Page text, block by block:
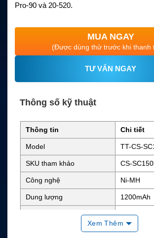
Pro-90 và 20-520.
MUA NGAY
(Được dùng thử trước khi thanh
TƯ VẤN NGAY
Thông số kỹ thuật
Thông tin Chi tiết
Model TT-CS-
SKU tham khảo CS-
Công nghệ Ni-MH
Dung lượng 1200mAh
Điện áp danh định 4.8V
Khoảng
Xem Thêm